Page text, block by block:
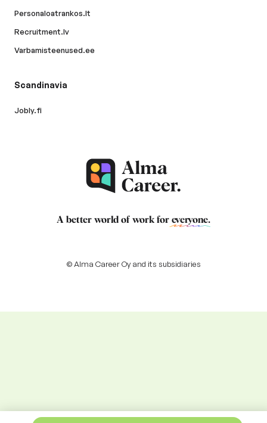
Personaloatrankos.lt
Recruitment.lv
Varbamisteenused.ee
Scandinavia
Jobly.fi
A better world of work for everyone.
© Alma Career Oy and its subsidiaries